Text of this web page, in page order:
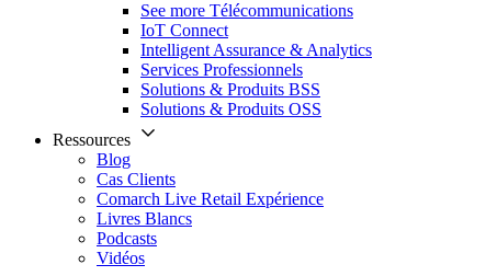
See more Télécommunications
IoT Connect
Intelligent Assurance & Analytics
Services Professionnels
Solutions & Produits BSS
Solutions & Produits OSS
Ressources
Blog
Cas Clients
Comarch Live Retail Expérience
Livres Blancs
Podcasts
Vidéos